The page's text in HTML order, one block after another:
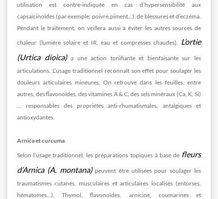
utilisation est contre-indiquée en cas d’hypersensibilité aux
capsaïcinoïdes (par exemple: poivre,piment…), de blessures et d’eczéma.
Pendant le traitement, on veillera aussi à éviter les autres sources de
chaleur (lumière solaire et IR, eau et compresses chaudes). L’ortie
(Urtica dioica)a une action tonifiante et bienfaisante sur les
articulations. L’usage traditionnel reconnaît son effet pour soulager les
douleurs articulaires mineures. On retrouve dans les feuilles, entre
autres, des flavonoïdes, des vitamines A & C, des sels minéraux (Ca, K, Si)
… responsables des propriétés anti-rhumatismales, antalgiques et
antioxydantes.
Arnica et curcuma
Selon l’usage traditionnel, les préparations topiques à base de fleurs
d’Arnica (A. montana)peuvent être utilisées pour soulager les
traumatismes cutanés, musculaires et articulaires localisés (entorses,
hématomes…). Thymol, flavonoïdes, arnicine, coumarines et